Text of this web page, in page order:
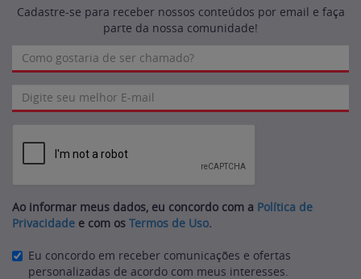
Cadastre-se para receber nossos conteúdos por email e faça
parte da nossa comunidade!
Ao informar meus dados, eu concordo com a Política de
Privacidade e com os Termos de Uso.
Eu concordo em receber comunicações e ofertas
personalizadas de acordo com meus interesses.